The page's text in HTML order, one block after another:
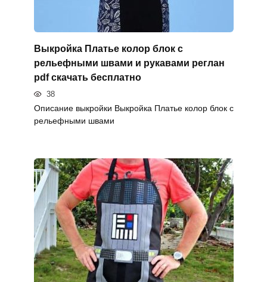
Выкройка Платье колор блок с
рельефными швами и рукавами реглан
pdf скачать бесплатно
38
Описание выкройки Выкройка Платье колор блок с
рельефными швами